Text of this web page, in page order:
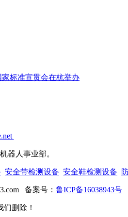
标准宣贯会在杭举办
器人事业部。
安全带检测设备 安全鞋检测设备
备案号： 鲁ICP备16038943号
删除！